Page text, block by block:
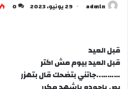
admln 29 يونيو، 2023 0
قبل العيد
قبل العيد بيوم مش اكتر
………..جاتني بتضحك قال بتهزر